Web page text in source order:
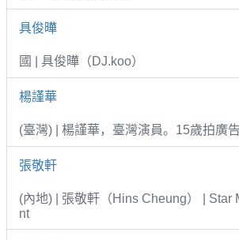
具俊曄
國 | 具俊曄（DJ.koo）
楊謹華
(臺灣) | 楊謹華，臺灣演員。15歲拍廣
張敬軒
(內地) | 張敬軒（Hins Cheung） | Star
nt